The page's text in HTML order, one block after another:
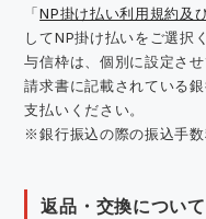
「NP掛け払い利用規約及
してNP掛け払いをご選択
与信枠は、個別に設定させ
請求書に記載されている
支払いください。
※銀行振込の際の振込手数
返品・交換について